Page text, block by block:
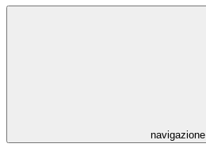
navigazione